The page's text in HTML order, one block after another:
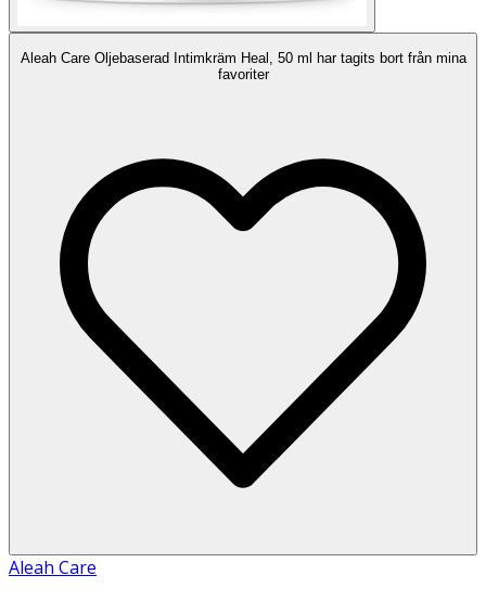
Aleah Care Oljebaserad Intimkräm Heal, 50 ml har tagits bort från mina
favoriter
Aleah Care